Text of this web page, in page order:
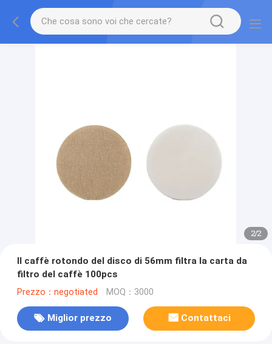
2/2
Il caffè rotondo del disco di 56mm filtra la carta da
filtro del caffè 100pcs
Prezzo：negotiated MOQ：3000
Miglior prezzo Contattaci